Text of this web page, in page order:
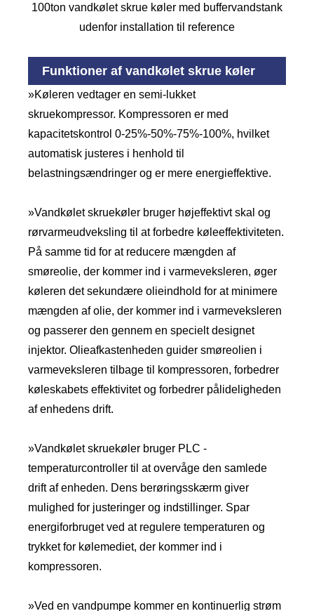
100ton vandkølet skrue køler med buffervandstank
udenfor installation til reference
Funktioner af vandkølet skrue køler
»Køleren vedtager en semi-lukket
skruekompressor. Kompressoren er med
kapacitetskontrol 0-25%-50%-75%-100%, hvilket
automatisk justeres i henhold til
belastningsændringer og er mere energieffektive.
»Vandkølet skruekøler bruger højeffektivt skal og
rørvarmeudveksling til at forbedre køleeffektiviteten.
På samme tid for at reducere mængden af ​​
smøreolie, der kommer ind i varmeveksleren, øger
køleren det sekundære olieindhold for at minimere
mængden af ​​olie, der kommer ind i varmeveksleren
og passerer den gennem en specielt designet
injektor. Olieafkastenheden guider smøreolien i
varmeveksleren tilbage til kompressoren, forbedrer
køleskabets effektivitet og forbedrer pålideligheden
af ​​enhedens drift.
»Vandkølet skruekøler bruger PLC -
temperaturcontroller til at overvåge den samlede
drift af enheden. Dens berøringsskærm giver
mulighed for justeringer og indstillinger. Spar
energiforbruget ved at regulere temperaturen og
trykket for kølemediet, der kommer ind i
kompressoren.
»Ved en vandpumpe kommer en kontinuerlig strøm